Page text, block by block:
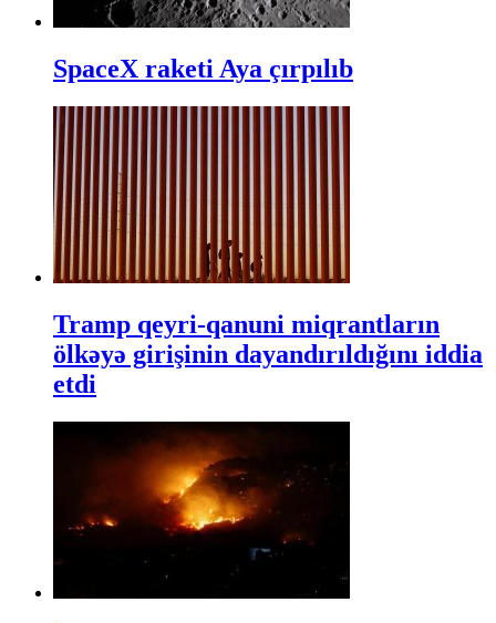
SpaceX raketi Aya çırpılıb
Tramp qeyri-qanuni miqrantların
ölkəyə girişinin dayandırıldığını iddia
etdi